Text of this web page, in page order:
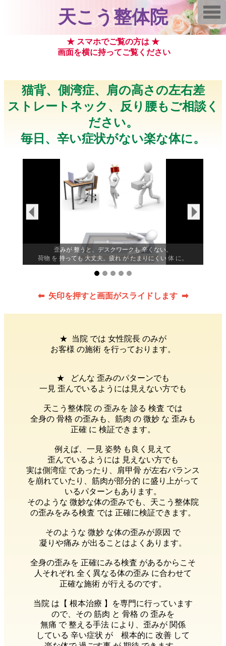
天こう整体院
★ スマホでご覧の方は ★
画面を横に持ってご覧ください
猫背、側湾症、肩の高さの左右差
ストレートネック、反り腰もご相談く
ださい。
毎日、辛い症状がない楽な体に。
歪みが 整うと、デスクワークも 辛くない。
荷物 を 持っても 大丈夫。疲れ が たまりにくい 体 に。
⬅︎ 矢印を押すと画面がスライドします ➡︎
★ 当院 では 女性院長 のみが
お客様 の施術 を行っております。
★ どんな 歪みのパターンでも
一見 歪んでいるようには見えない方でも
天こう整体院 の 歪みを 診る 検査 では
全身の 骨格 の歪みも、筋肉 の 微妙 な 歪みも
正確 に 検証できます。
例えば、一見 姿勢 も良く見えて
歪んでいるようには 見えない方でも
実は側湾症 であったり、肩甲骨 が左右バランス
を崩れていたり、筋肉が部分的 に盛り上がって
いるパターンもあります。
そのような 微妙な体の歪みでも、天こう整体院
の歪みをみる検査 では 正確に検証できます。
そのような 微妙 な体の歪みが原因 で
凝りや痛み が出ることはよくあります。
全身の歪みを 正確にみる検査 があるからこそ
人それぞれ 全く異なる体の歪み に合わせて
正確な施術 が行えるのです。
当院 は【 根本治療 】を専門に行っています
ので、その 筋肉 と 骨格 の 歪みを
無痛 で 整える手法 により、歪みが 関係
している 辛い症状 が 根本的に 改善 して
T
o
g
g
t
i
o